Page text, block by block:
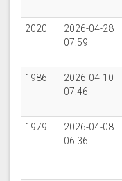
2020
2026-04-28
07:59
1986
2026-04-10
07:46
1979
2026-04-08
06:36